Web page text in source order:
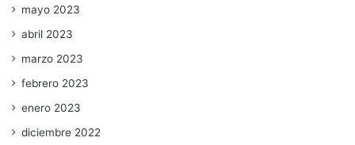
mayo 2023
abril 2023
marzo 2023
febrero 2023
enero 2023
diciembre 2022